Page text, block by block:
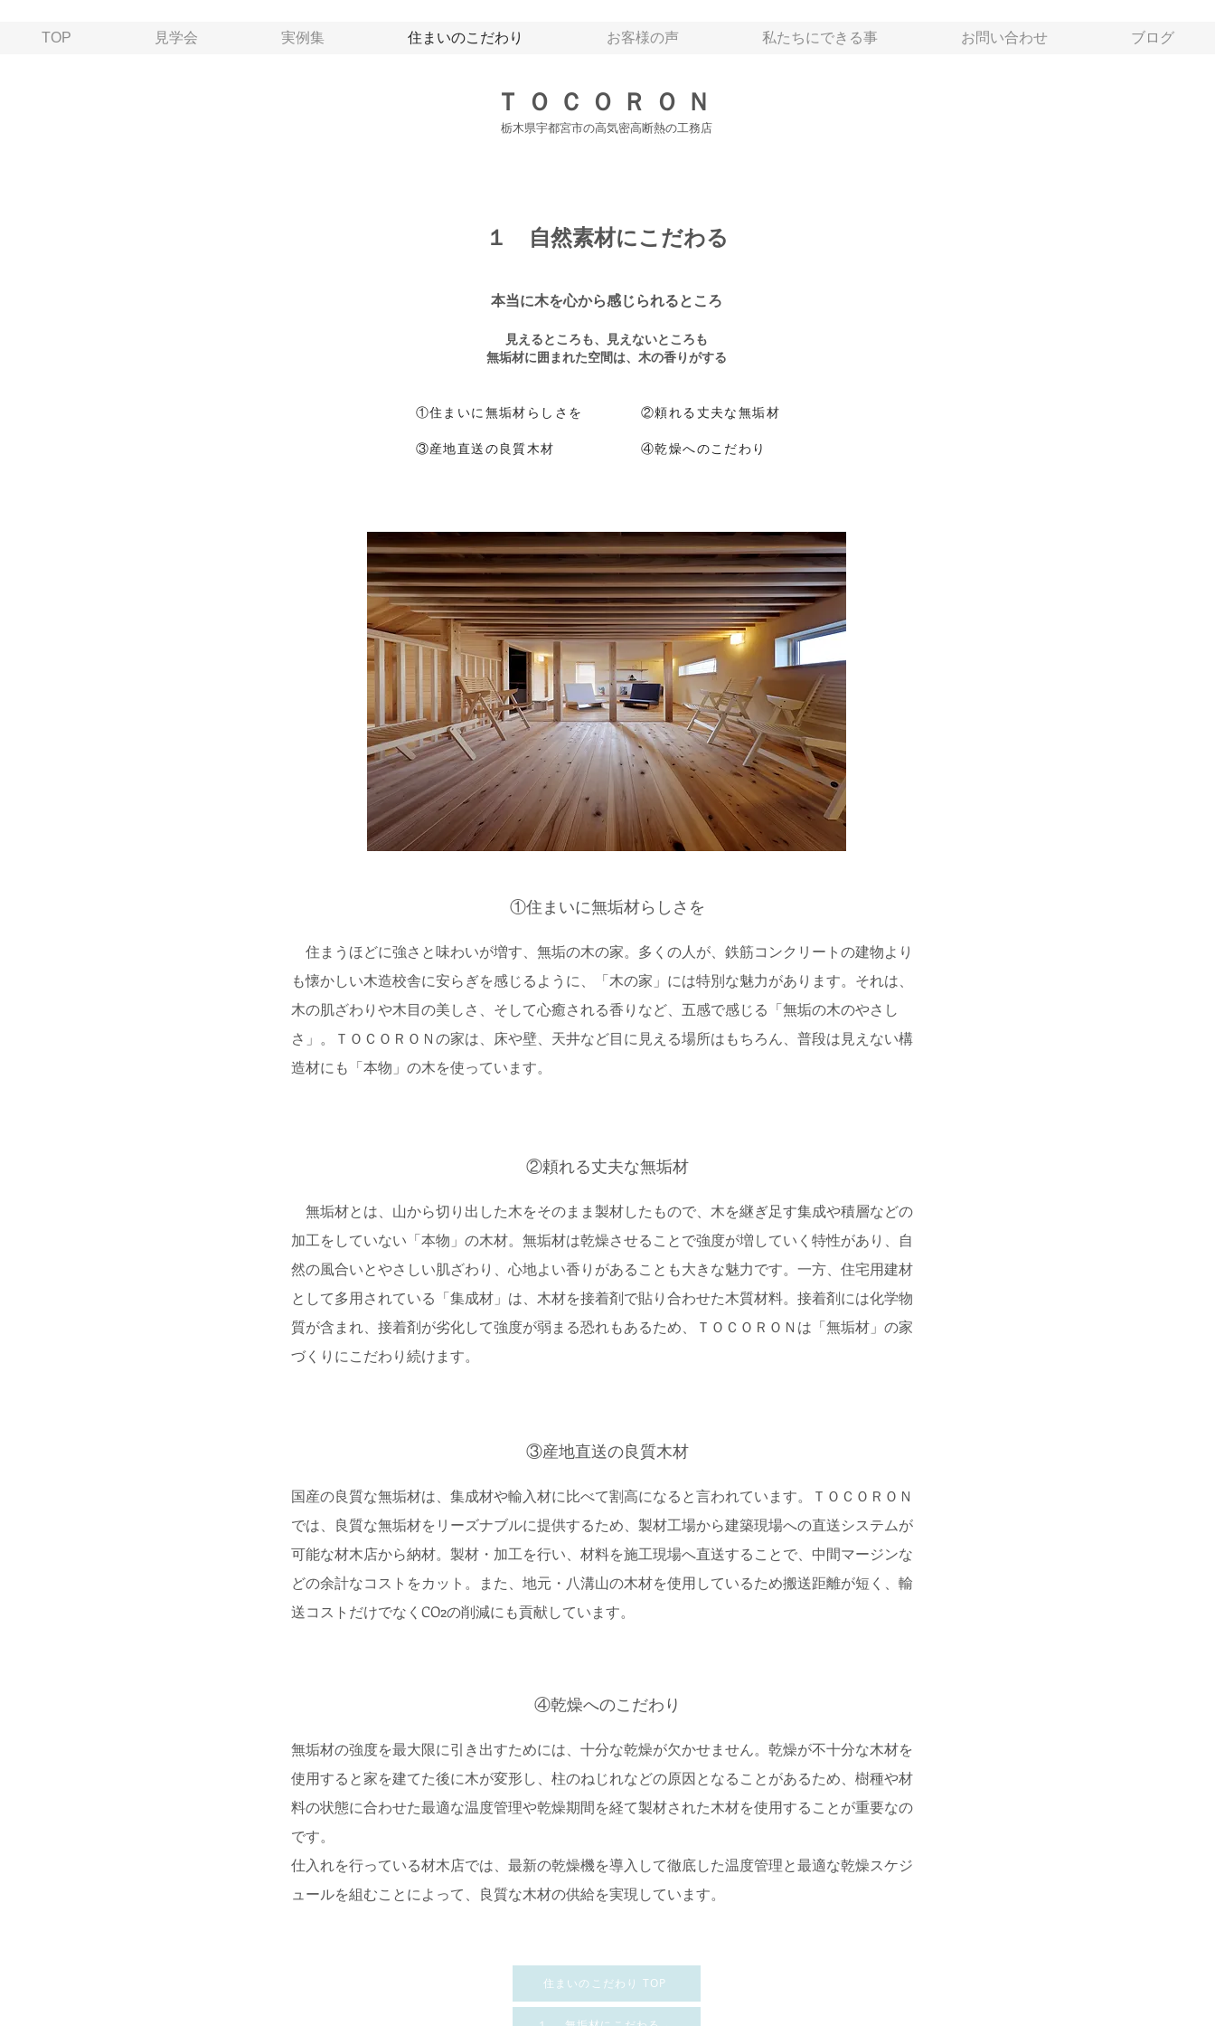
TOP 見学会 実例集 住まいのこだわり お客様の声 私たちにできる事 お問い合わせ ブログ
ＴＯＣＯＲＯＮ
栃木県宇都宮市の高気密高断熱の工務店
１ 自然素材にこだわる
本当に木を心から感じられるところ
見えるところも、見えないところも
無垢材に囲まれた空間は、木の香りがする
①住まいに無垢材らしさを ②頼れる丈夫な無垢材
③産地直送の良質木材 ④乾燥へのこだわり
①住まいに無垢材らしさを
住まうほどに強さと味わいが増す、無垢の木の家。多くの人が、鉄筋コンクリートの建物より
も懐かしい木造校舎に安らぎを感じるように、「木の家」には特別な魅力があります。それは、
木の肌ざわりや木目の美しさ、そして心癒される香りなど、五感で感じる「無垢の木のやさし
さ」。ＴＯＣＯＲＯＮの家は、床や壁、天井など目に見える場所はもちろん、普段は見えない構
造材にも「本物」の木を使っています。
②頼れる丈夫な無垢材
無垢材とは、山から切り出した木をそのまま製材したもので、木を継ぎ足す集成や積層などの
加工をしていない「本物」の木材。無垢材は乾燥させることで強度が増していく特性があり、自
然の風合いとやさしい肌ざわり、心地よい香りがあることも大きな魅力です。一方、住宅用建材
として多用されている「集成材」は、木材を接着剤で貼り合わせた木質材料。接着剤には化学物
質が含まれ、接着剤が劣化して強度が弱まる恐れもあるため、ＴＯＣＯＲＯＮは「無垢材」の家
づくりにこだわり続けます。
③産地直送の良質木材
国産の良質な無垢材は、集成材や輸入材に比べて割高になると言われています。ＴＯＣＯＲＯＮ
では、良質な無垢材をリーズナブルに提供するため、製材工場から建築現場への直送システムが
可能な材木店から納材。製材・加工を行い、材料を施工現場へ直送することで、中間マージンな
どの余計なコストをカット。また、地元・八溝山の木材を使用しているため搬送距離が短く、輸
送コストだけでなくCO2の削減にも貢献しています。
④乾燥へのこだわり
無垢材の強度を最大限に引き出すためには、十分な乾燥が欠かせません。乾燥が不十分な木材を
使用すると家を建てた後に木が変形し、柱のねじれなどの原因となることがあるため、樹種や材
料の状態に合わせた最適な温度管理や乾燥期間を経て製材された木材を使用することが重要なの
です。
仕入れを行っている材木店では、最新の乾燥機を導入して徹底した温度管理と最適な乾燥スケジ
ュールを組むことによって、良質な木材の供給を実現しています。
住まいのこだわり TOP